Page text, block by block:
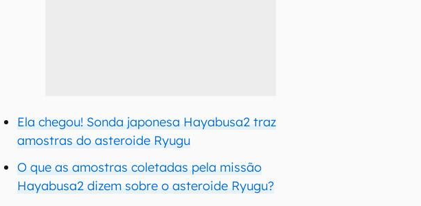
Ela chegou! Sonda japonesa Hayabusa2 traz
amostras do asteroide Ryugu
O que as amostras coletadas pela missão
Hayabusa2 dizem sobre o asteroide Ryugu?